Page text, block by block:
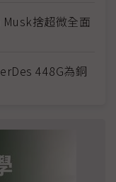
捨超微全面
448G為銅